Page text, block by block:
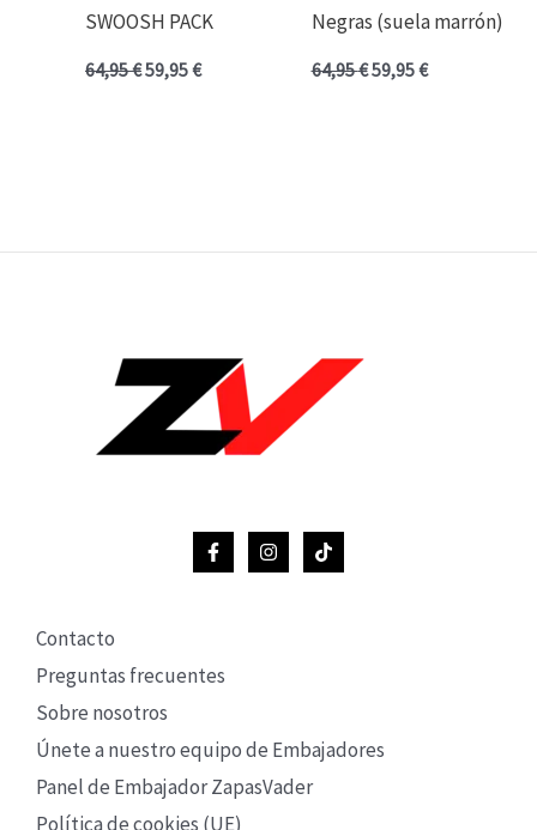
SWOOSH PACK
64,95€59,95€
Negras (suela marrón)
64,95€59,95€
Contacto
Preguntas frecuentes
Sobre nosotros
Únete a nuestro equipo de Embajadores
Panel de Embajador ZapasVader
Política de cookies (UE)